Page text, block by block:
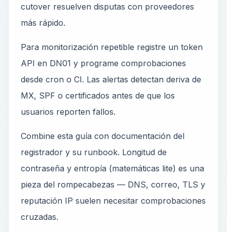
cutover resuelven disputas con proveedores
más rápido.
Para monitorización repetible registre un token
API en DN01 y programe comprobaciones
desde cron o CI. Las alertas detectan deriva de
MX, SPF o certificados antes de que los
usuarios reporten fallos.
Combine esta guía con documentación del
registrador y su runbook. Longitud de
contraseña y entropía (matemáticas lite) es una
pieza del rompecabezas — DNS, correo, TLS y
reputación IP suelen necesitar comprobaciones
cruzadas.